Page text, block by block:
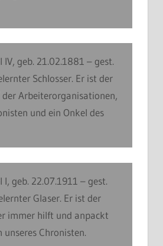
IV, geb. 21.02.1881 – gest.
Schlosser. Er ist der
der Arbeiterorganisationen,
und ein Onkel des
I, geb. 22.07.1911 – gest.
Glaser. Er ist der
immer hilft und anpackt
unseres Chronisten.